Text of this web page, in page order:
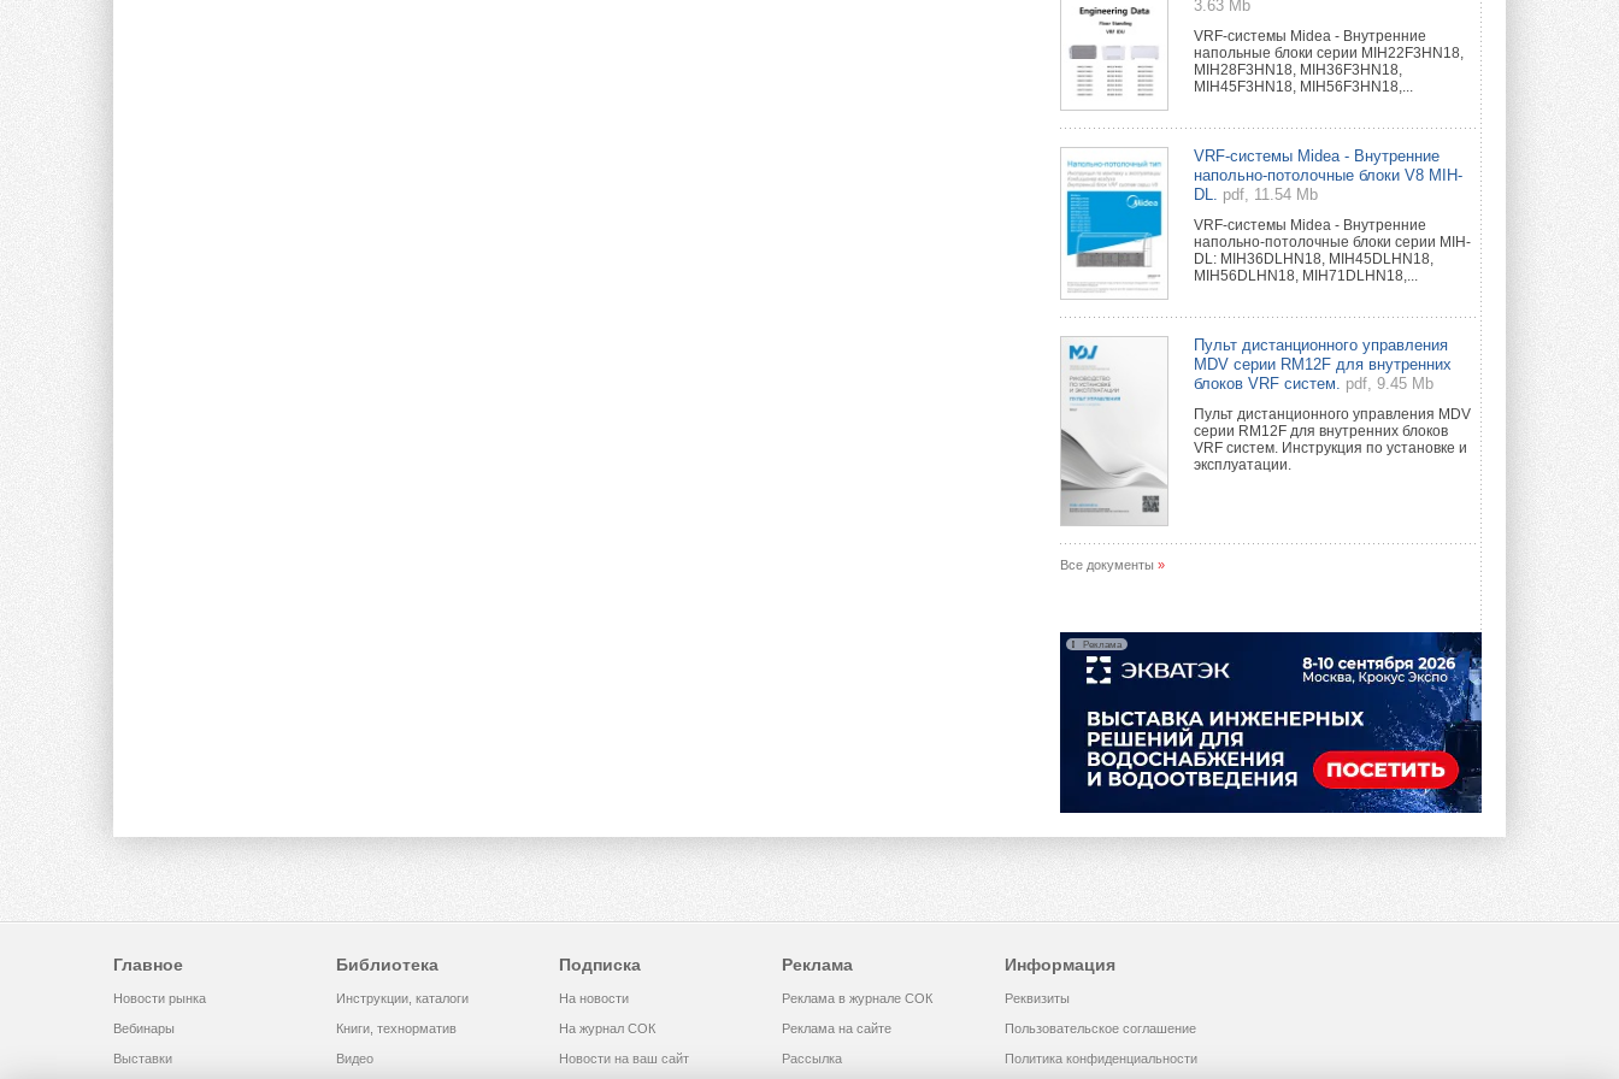
3.63 Mb
VRF-системы Midea - Внутренние
напольные блоки серии MIH22F3HN18,
MIH28F3HN18, MIH36F3HN18,
MIH45F3HN18, MIH56F3HN18,...
VRF-системы Midea - Внутренние
напольно-потолочные блоки V8 MIH-
DL.
pdf, 11.54 Mb
VRF-системы Midea - Внутренние
напольно-потолочные блоки серии MIH-
DL: MIH36DLHN18, MIH45DLHN18,
MIH56DLHN18, MIH71DLHN18,...
Пульт дистанционного управления
MDV серии RM12F для внутренних
блоков VRF систем.
pdf, 9.45 Mb
Пульт дистанционного управления MDV
серии RM12F для внутренних блоков
VRF систем. Инструкция по установке и
эксплуатации.
Все документы »
Реклама
Главное
Новости рынка
Вебинары
Выставки
Библиотека
Инструкции, каталоги
Книги, технорматив
Видео
Подписка
На новости
На журнал СОК
Новости на ваш сайт
Реклама
Реклама в журнале СОК
Реклама на сайте
Рассылка
Информация
Реквизиты
Пользовательское соглашение
Политика конфиденциальности